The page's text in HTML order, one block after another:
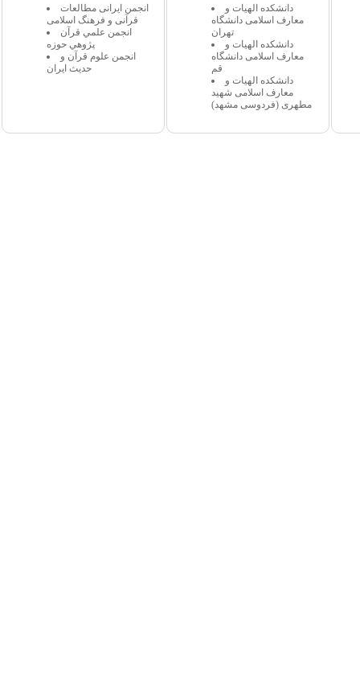
انجمن ایرانی مطالعات
قرآنی و فرهنگ اسلامی
انجمن علمي قرآن
پژوهي حوزه
انجمن علوم قرآن و
حدیث ایران
دانشکده الهیات و
معارف اسلامی دانشگاه
تهران
دانشکده الهیات و
معارف اسلامی دانشگاه
قم
دانشکده الهیات و
معارف اسلامی شهید
مطهری (فردوسی مشهد)